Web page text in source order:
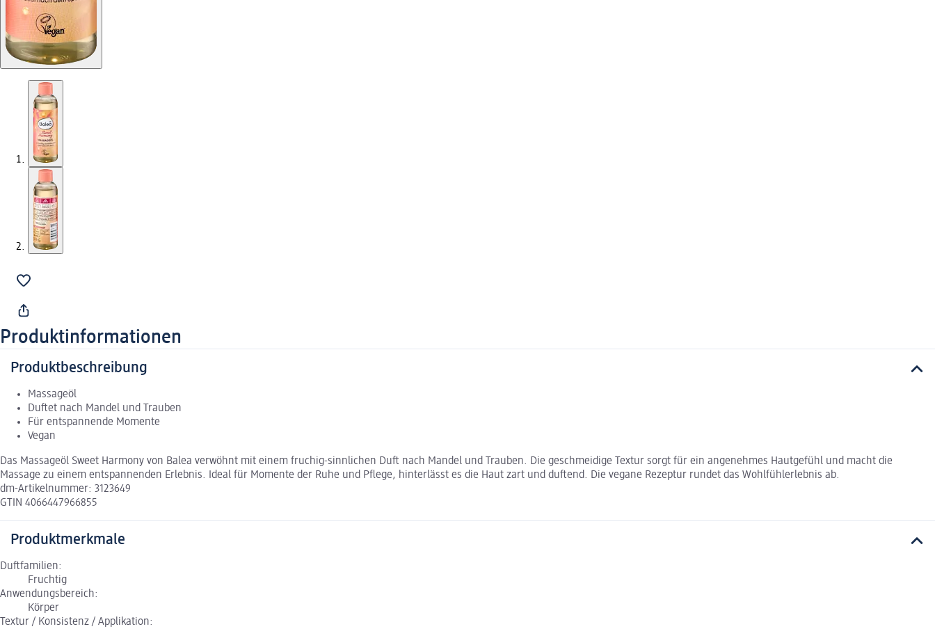
Produktinformationen
Produktbeschreibung
Massageöl
Duftet nach Mandel und Trauben
Für entspannende Momente
Vegan
Das Massageöl Sweet Harmony von Balea verwöhnt mit einem fruchig-sinnlichen Duft nach Mandel und Trauben. Die geschmeidige Textur sorgt für ein angenehmes Hautgefühl und macht die
Massage zu einem entspannenden Erlebnis. Ideal für Momente der Ruhe und Pflege, hinterlässt es die Haut zart und duftend. Die vegane Rezeptur rundet das Wohlfühlerlebnis ab.
dm-Artikelnummer: 3123649
GTIN 4066447966855
Produktmerkmale
Duftfamilien:
Fruchtig
Anwendungsbereich:
Körper
Textur / Konsistenz / Applikation: